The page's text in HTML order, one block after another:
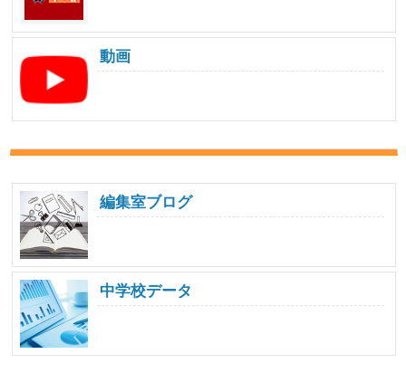
動画
編集室ブログ
中学校データ